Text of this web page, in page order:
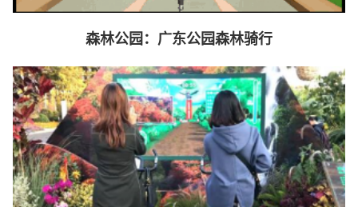
森林公园：广东公园森林骑行